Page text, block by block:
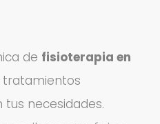
de fisioterapia en
tus necesidades.